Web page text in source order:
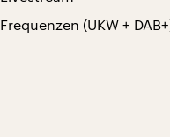
Frequenzen (UKW +